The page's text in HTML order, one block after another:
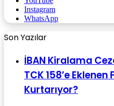
Instagram
WhatsApp
Son Yazılar
İBAN Kiralama
TCK 158’e Eklenen
Kurtarıyor?